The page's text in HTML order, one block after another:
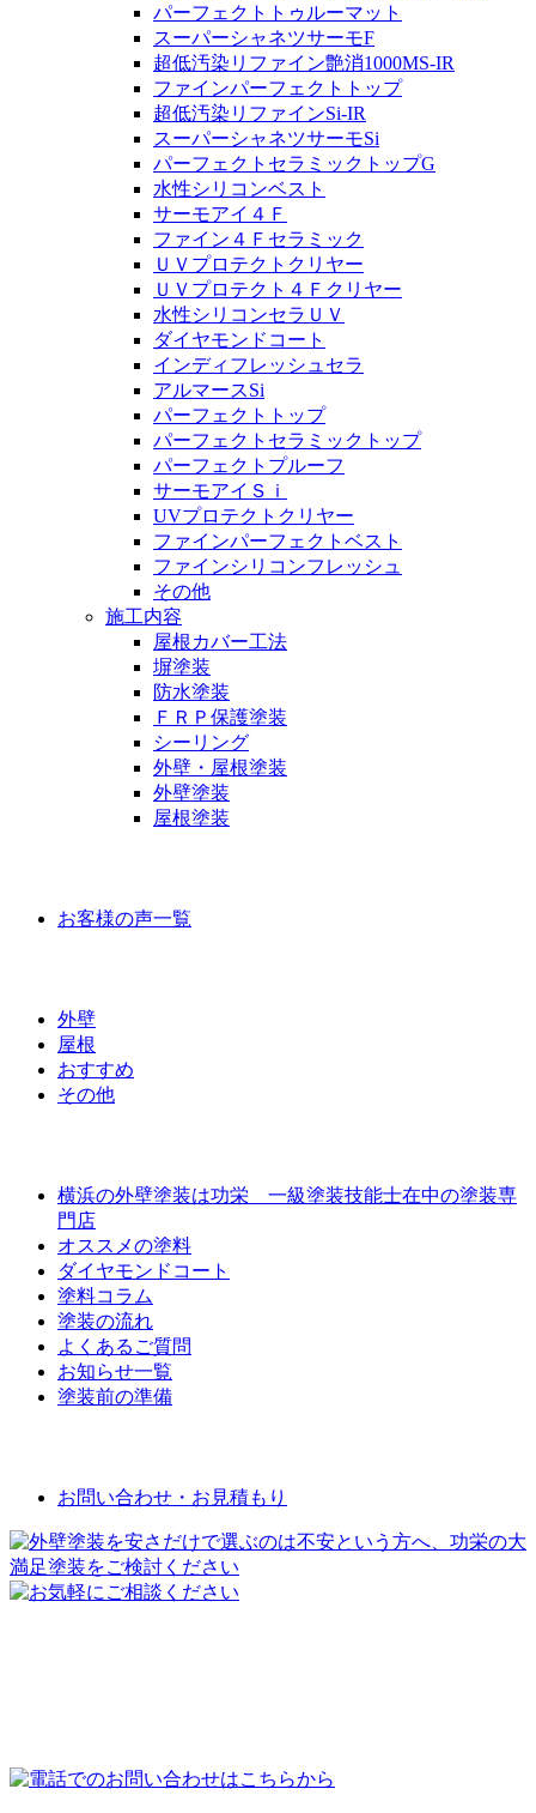
パーフェクトトゥルーマット
スーパーシャネツサーモF
超低汚染リファイン艶消1000MS-IR
ファインパーフェクトトップ
超低汚染リファインSi-IR
スーパーシャネツサーモSi
パーフェクトセラミックトップG
水性シリコンベスト
サーモアイ４Ｆ
ファイン４Ｆセラミック
ＵＶプロテクトクリヤー
ＵＶプロテクト４Ｆクリヤー
水性シリコンセラＵＶ
ダイヤモンドコート
インディフレッシュセラ
アルマースSi
パーフェクトトップ
パーフェクトセラミックトップ
パーフェクトプルーフ
サーモアイＳｉ
UVプロテクトクリヤー
ファインパーフェクトベスト
ファインシリコンフレッシュ
その他
施工内容
屋根カバー工法
塀塗装
防水塗装
ＦＲＰ保護塗装
シーリング
外壁・屋根塗装
外壁塗装
屋根塗装
お客様の声一覧
外壁
屋根
おすすめ
その他
横浜の外壁塗装は功栄 一級塗装技能士在中の塗装専
門店
オススメの塗料
ダイヤモンドコート
塗料コラム
塗装の流れ
よくあるご質問
お知らせ一覧
塗装前の準備
お問い合わせ・お見積もり